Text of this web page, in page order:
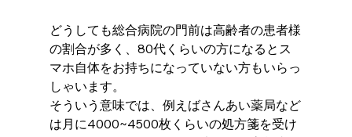
どうしても総合病院の門前は高齢者の患者様
の割合が多く、80代くらいの方になるとス
マホ自体をお持ちになっていない方もいらっ
しゃいます。
そういう意味では、例えばさんあい薬局など
は月に4000~4500枚くらいの処方箋を受け